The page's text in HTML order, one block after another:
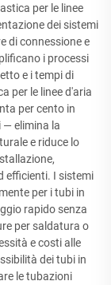
per le linee
dei sistemi
di connessione e
i processi
e i tempi di
per le linee d'aria
per cento in
— elimina la
e riduce lo
efficienti. I sistemi
per i tubi in
rapido senza
per saldatura o
e costi alle
dei tubi in
le tubazioni